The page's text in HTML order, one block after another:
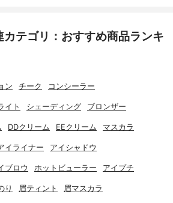
テゴリ：おすすめ商品ランキ
ン チーク コンシーラー
イト シェーディング ブロンザー
DDクリーム EEクリーム マスカラ
イライナー アイシャドウ
ブロウ ホットビューラー アイプチ
り 眉ティント 眉マスカラ